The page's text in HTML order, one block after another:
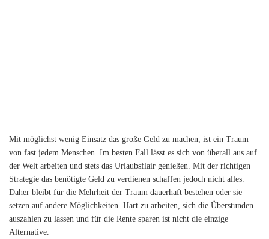
Mit möglichst wenig Einsatz das große Geld zu machen, ist ein Traum
von fast jedem Menschen. Im besten Fall lässt es sich von überall aus auf
der Welt arbeiten und stets das Urlaubsflair genießen. Mit der richtigen
Strategie das benötigte Geld zu verdienen schaffen jedoch nicht alles.
Daher bleibt für die Mehrheit der Traum dauerhaft bestehen oder sie
setzen auf andere Möglichkeiten. Hart zu arbeiten, sich die Überstunden
auszahlen zu lassen und für die Rente sparen ist nicht die einzige
Alternative.